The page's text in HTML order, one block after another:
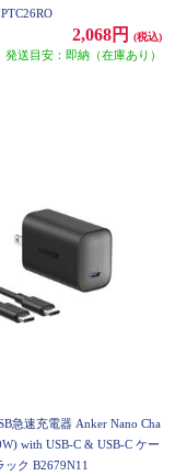
2,068円 (税込)
発送目安：即納（在庫あり）
急速充電器 Anker Nano Cha
with USB-C & USB-C ケー
ック B2679N11